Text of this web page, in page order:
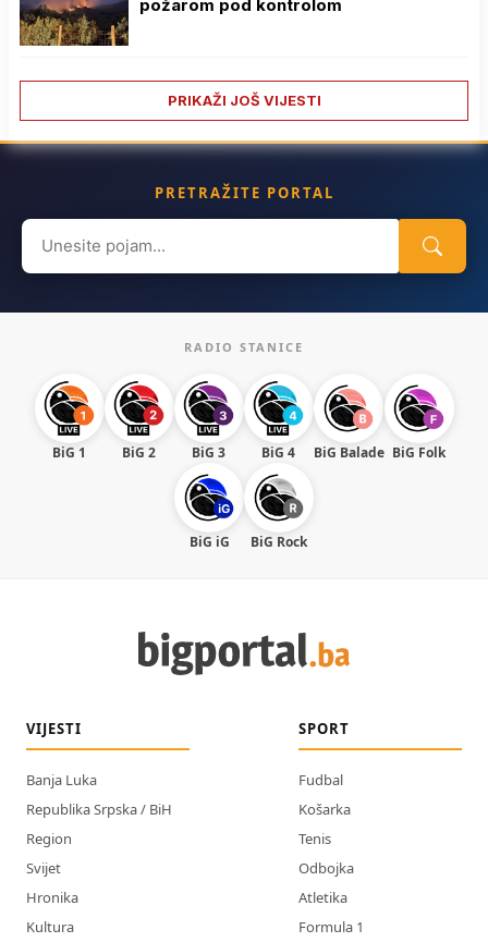
požarom pod kontrolom
PRIKAŽI JOŠ VIJESTI
PRETRAŽITE PORTAL
Search
for:
RADIO STANICE
BiG 1 BiG 2 BiG 3 BiG 4 BiG Balade BiG Folk
BiG iG BiG Rock
VIJESTI
Banja Luka
Republika Srpska / BiH
Region
Svijet
Hronika
Kultura
SPORT
Fudbal
Košarka
Tenis
Odbojka
Atletika
Formula 1